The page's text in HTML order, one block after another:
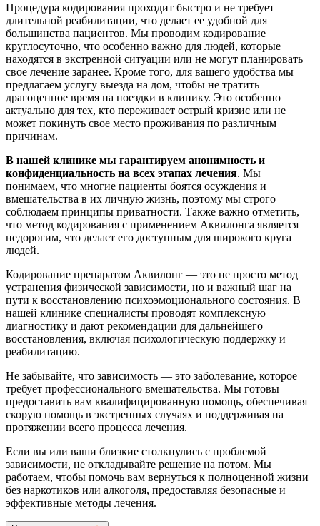
Процедура кодирования проходит быстро и не требует
длительной реабилитации, что делает ее удобной для
большинства пациентов. Мы проводим кодирование
круглосуточно, что особенно важно для людей, которые
находятся в экстренной ситуации или не могут планировать
свое лечение заранее. Кроме того, для вашего удобства мы
предлагаем услугу выезда на дом, чтобы не тратить
драгоценное время на поездки в клинику. Это особенно
актуально для тех, кто переживает острый кризис или не
может покинуть свое место проживания по различным
причинам.
В нашей клинике мы гарантируем анонимность и
конфиденциальность на всех этапах лечения. Мы
понимаем, что многие пациенты боятся осуждения и
вмешательства в их личную жизнь, поэтому мы строго
соблюдаем принципы приватности. Также важно отметить,
что метод кодирования с применением Аквилонга является
недорогим, что делает его доступным для широкого круга
людей.
Кодирование препаратом Аквилонг — это не просто метод
устранения физической зависимости, но и важный шаг на
пути к восстановлению психоэмоционального состояния. В
нашей клинике специалисты проводят комплексную
диагностику и дают рекомендации для дальнейшего
восстановления, включая психологическую поддержку и
реабилитацию.
Не забывайте, что зависимость — это заболевание, которое
требует профессионального вмешательства. Мы готовы
предоставить вам квалифицированную помощь, обеспечивая
скорую помощь в экстренных случаях и поддерживая на
протяжении всего процесса лечения.
Если вы или ваши близкие столкнулись с проблемой
зависимости, не откладывайте решение на потом. Мы
работаем, чтобы помочь вам вернуться к полноценной жизни
без наркотиков или алкоголя, предоставляя безопасные и
эффективные методы лечения.